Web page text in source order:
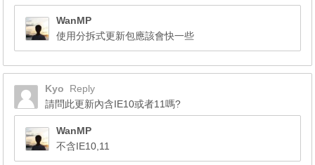
WanMP
使用分拆式更新包應該會快一些
Kyo
Reply
請問此更新內含IE10或者11嗎?
WanMP
不含IE10,11